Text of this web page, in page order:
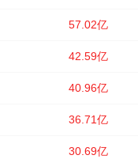
57.02亿
42.59亿
40.96亿
36.71亿
30.69亿